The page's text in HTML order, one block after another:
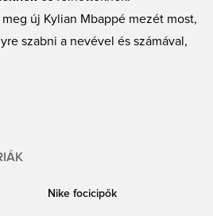
új Kylian Mbappé mezét most,
szabni a nevével és számával,
Nike focicipők